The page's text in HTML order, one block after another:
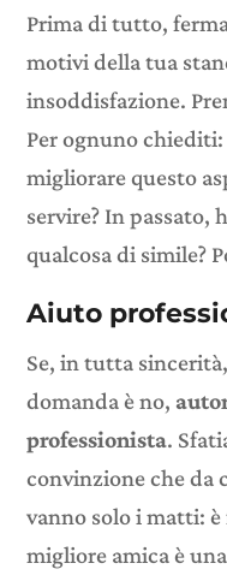
Prima di tutto,
motivi della tua
insoddisfazione.
Per ognuno chiediti:
migliorare questo
servire? In passato,
qualcosa di simile?
Aiuto
Se, in tutta
domanda è no,
professionista.
convinzione che da
vanno solo i matti: è
migliore amica è